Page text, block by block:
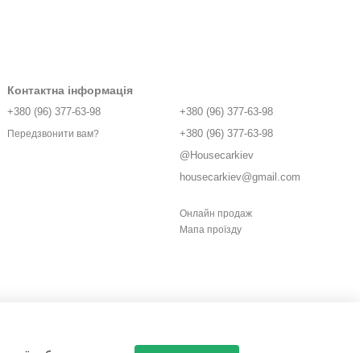
Контактна інформація
+380 (96) 377-63-98
Передзвонити вам?
+380 (96) 377-63-98
+380 (96) 377-63-98
@Housecarkiev
housecarkiev@gmail.com
Онлайн продаж
Мапа проїзду